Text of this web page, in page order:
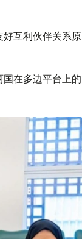
互利伙伴关系原
在多边平台上的